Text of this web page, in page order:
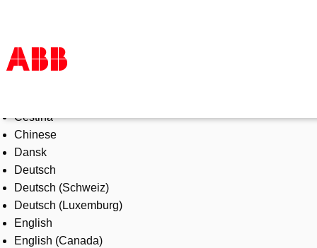
Products & Solutions
Industries
Services
About us
Where to buy
Contact us
Careers
Čeština
Chinese
Dansk
Deutsch
Deutsch (Schweiz)
Deutsch (Luxemburg)
English
English (Canada)